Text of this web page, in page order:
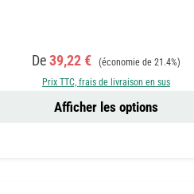
Prix de vente :
De39,22 € Prix régulier :
(économie de 21.4%)
Prix TTC, frais de livraison en sus
Afficher les options